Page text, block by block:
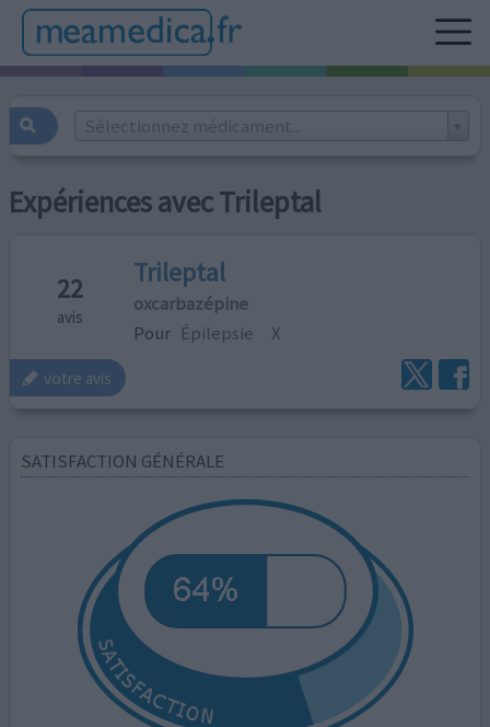
Sélectionnez médicament...
Expériences avec Trileptal
22
avis
Trileptal
oxcarbazépine
Pour Épilepsie X
votre avis
SATISFACTION GÉNÉRALE